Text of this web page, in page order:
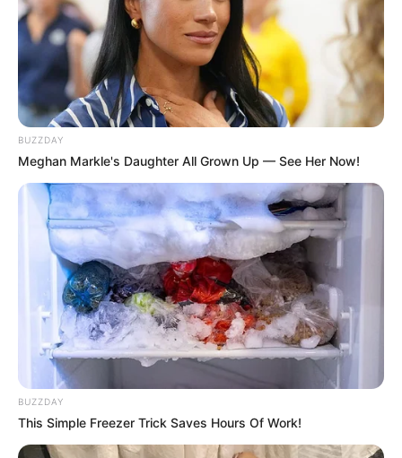
BUZZDAY
Meghan Markle's Daughter All Grown Up — See Her Now!
BUZZDAY
This Simple Freezer Trick Saves Hours Of Work!